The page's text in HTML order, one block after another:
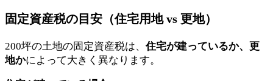
固定資産税の目安（住宅用地 vs 更地）
200坪の土地の固定資産税は、住宅が建っているか、更
地かによって大きく異なります。